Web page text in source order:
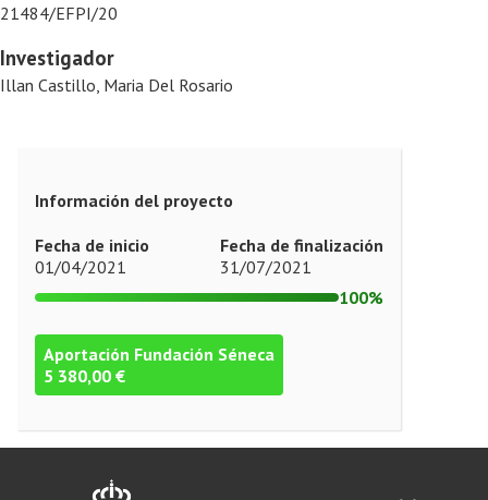
21484/EFPI/20
Investigador
Illan Castillo, Maria Del Rosario
Información del proyecto
Fecha de inicio
01/04/2021
Fecha de finalización
31/07/2021
100%
Aportación Fundación Séneca
5 380,00 €